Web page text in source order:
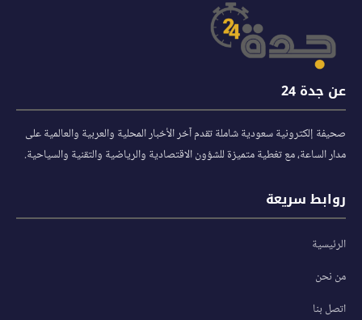
عن جدة 24
صحيفة إلكترونية سعودية شاملة تقدم آخر الأخبار المحلية والعربية والعالمية على
مدار الساعة، مع تغطية متميزة للشؤون الاقتصادية والرياضية والتقنية والسياحية.
روابط سريعة
الرئيسية
من نحن
اتصل بنا